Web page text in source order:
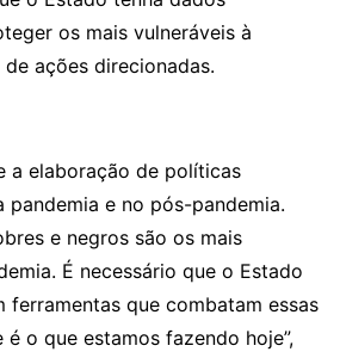
os mais vulneráveis à
ações direcionadas.
a elaboração de políticas
pandemia e no pós-pandemia.
e negros são os mais
É necessário que o Estado
ferramentas que combatam essas
o que estamos fazendo hoje”,